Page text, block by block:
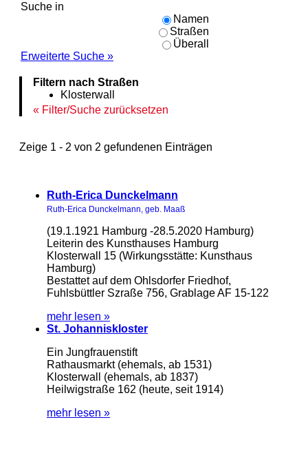
Suche in
Namen
Straßen
Überall
Erweiterte Suche »
Filtern nach Straßen
Klosterwall
Filter/Suche zurücksetzen
Zeige 1 - 2 von 2 gefundenen Einträgen
Ruth-Erica Dunckelmann
Ruth-Erica Dunckelmann, geb. Maaß
(19.1.1921 Hamburg -28.5.2020 Hamburg)
Leiterin des Kunsthauses Hamburg
Klosterwall 15 (Wirkungsstätte: Kunsthaus
Hamburg)
Bestattet auf dem Ohlsdorfer Friedhof,
Fuhlsbüttler Szraße 756, Grablage AF 15-122
mehr lesen »
St. Johanniskloster
Ein Jungfrauenstift
Rathausmarkt (ehemals, ab 1531)
Klosterwall (ehemals, ab 1837)
Heilwigstraße 162 (heute, seit 1914)
mehr lesen »